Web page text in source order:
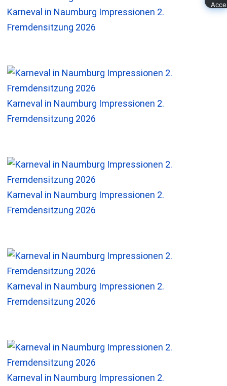
Karneval in Naumburg Impressionen 2.
Fremdensitzung 2026
Karneval in Naumburg Impressionen 2.
Fremdensitzung 2026
Karneval in Naumburg Impressionen 2.
Fremdensitzung 2026
Karneval in Naumburg Impressionen 2.
Fremdensitzung 2026
Karneval in Naumburg Impressionen 2.